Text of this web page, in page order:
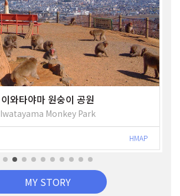
이와타야마 원숭이 공원
Iwatayama Monkey Park
HMAP
MY STORY